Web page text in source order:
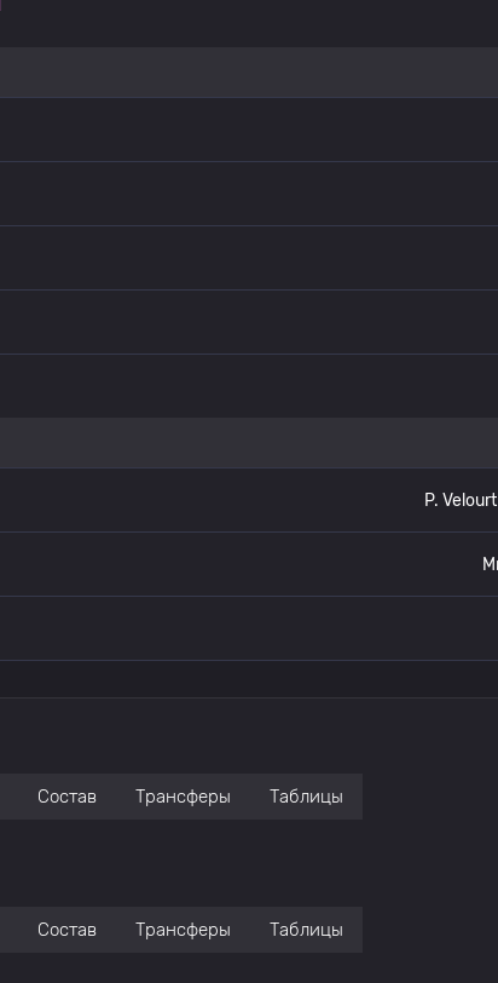
P. Velourt
Состав Трансферы Таблицы
Состав Трансферы Таблицы